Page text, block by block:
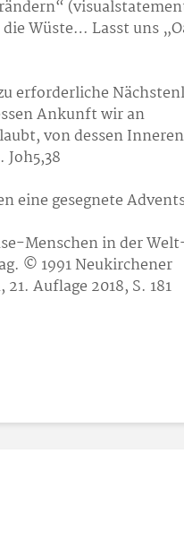
Wüste… Lasst uns
erforderliche
Ankunft wir an
von dessen Inneren
eine gesegnete
Menschen in der
© 1991 Neukirchener
Auflage 2018, S. 181